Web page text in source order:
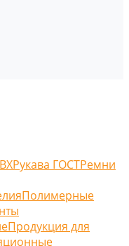
Рукава ГОСТРемни
Полимерные
Продукция для